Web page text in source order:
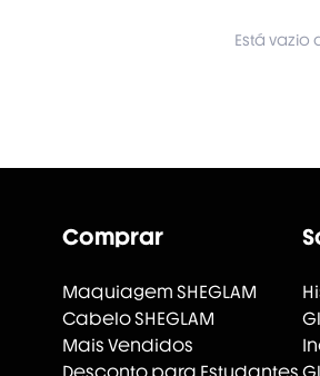
Está vazio
Comprar
Maquiagem SHEGLAM
Cabelo SHEGLAM
Mais Vendidos